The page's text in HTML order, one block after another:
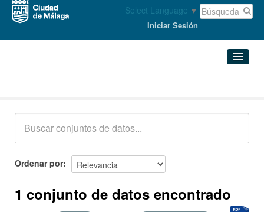
Select Language ▼
Iniciar Sesión
Acerca de
Ordenar por
1 conjunto de datos encontrado